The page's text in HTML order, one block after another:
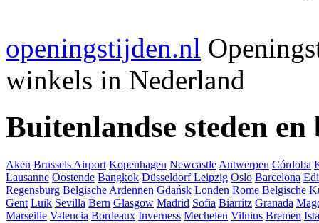
openingstijden.nl
winkels in Nederland
Buitenlandse steden en
Aken Brussels Airport Kopenhagen Newcastle Antwerpen Córdoba
Lausanne Oostende Bangkok DüsseldorfLeipzig Oslo Barcelona
Regensburg Belgische Ardennen Gdańsk Londen Rome Belgische
Gent Luik Sevilla Bern Glasgow Madrid Sofia Biarritz Granada
Marseille Valencia Bordeaux Inverness Mechelen Vilnius Bremen